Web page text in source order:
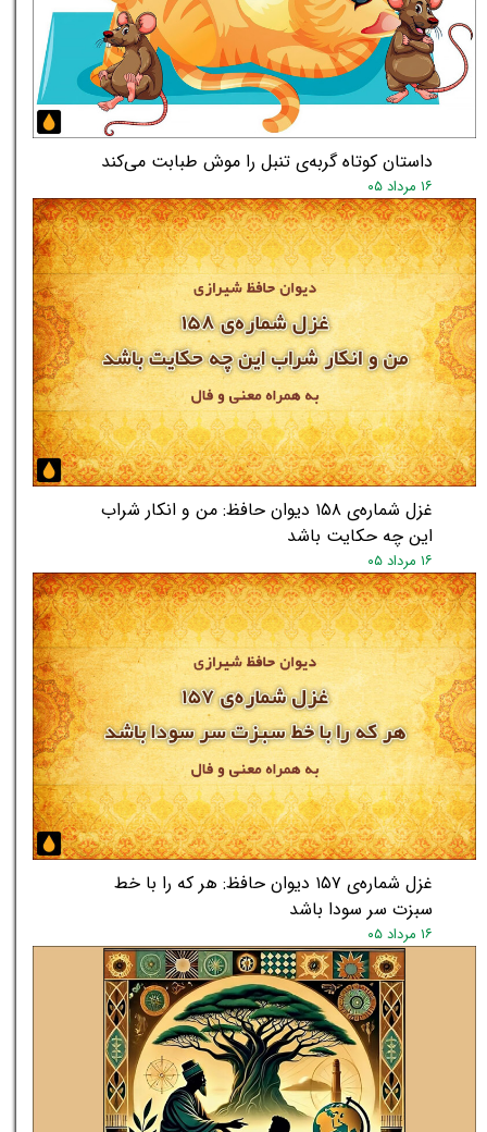
★★
داستان کوتاه گربه‌ی تنبل را موش طبابت می‌کند
۱۶ مرداد ۰۵
غزل شماره‌ی ۱۵۸ دیوان حافظ: من و انکار شراب
این چه حکایت باشد
۱۶ مرداد ۰۵
غزل شماره‌ی ۱۵۷ دیوان حافظ: هر که را با خط
سبزت سر سودا باشد
۱۶ مرداد ۰۵